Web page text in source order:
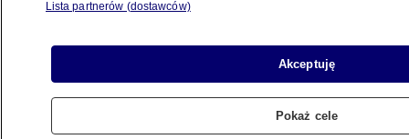
wojennego. Podpis złożyli specjalny wysłannik
USA Zalmay Khalilzad i przedstawiciel talibów
mułła Baradar, jeden z najważniejszych
Lista partnerów (dostawców)
Akceptuję
Pokaż cele